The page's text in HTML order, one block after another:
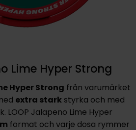
Lime Hyper Strong
Hyper Strong från varumärket
extra stark styrka och med
LOOP Jalapeno Lime Hyper
format och varje dosa rymmer